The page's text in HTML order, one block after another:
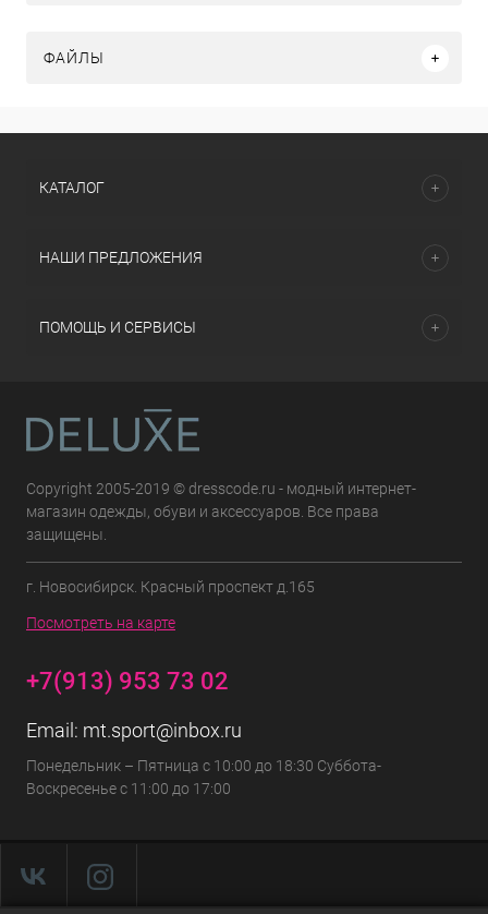
ФАЙЛЫ
КАТАЛОГ
НАШИ ПРЕДЛОЖЕНИЯ
ПОМОЩЬ И СЕРВИСЫ
Copyright 2005-2019 © dresscode.ru - модный интернет-
магазин одежды, обуви и аксессуаров. Все права
защищены.
г. Новосибирск. Красный проспект д.165
Посмотреть на карте
+7(913) 953 73 02
Email: mt.sport@inbox.ru
Понедельник – Пятница с 10:00 до 18:30 Суббота-
Воскресенье с 11:00 до 17:00